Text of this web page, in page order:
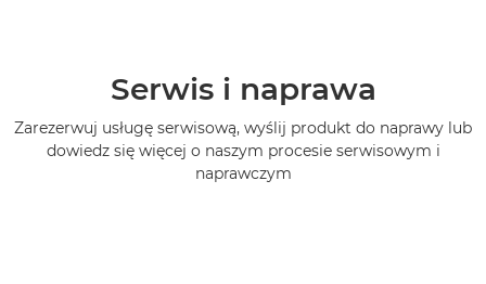
Serwis i naprawa
Zarezerwuj usługę serwisową, wyślij produkt do naprawy lub
dowiedz się więcej o naszym procesie serwisowym i
naprawczym